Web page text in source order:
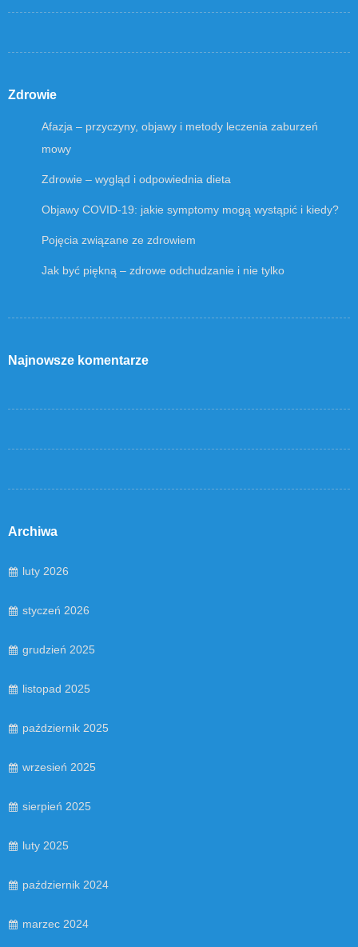
Zdrowie
Afazja – przyczyny, objawy i metody leczenia zaburzeń
mowy
Zdrowie – wygląd i odpowiednia dieta
Objawy COVID-19: jakie symptomy mogą wystąpić i kiedy?
Pojęcia związane ze zdrowiem
Jak być piękną – zdrowe odchudzanie i nie tylko
Najnowsze komentarze
Archiwa
luty 2026
styczeń 2026
grudzień 2025
listopad 2025
październik 2025
wrzesień 2025
sierpień 2025
luty 2025
październik 2024
marzec 2024